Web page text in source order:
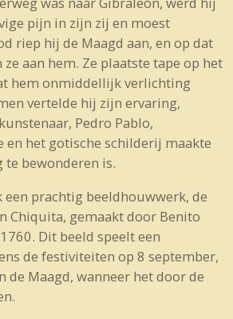
pijn in zijn zij en moest
riep hij de Maagd aan, en op dat
aan hem. Ze plaatste tape op het
hem onmiddellijk verlichting
vertelde hij zijn ervaring,
Pedro Pablo,
en het gotische schilderij maakte
te bewonderen is.
een prachtig beeldhouwwerk, de
Chiquita, gemaakt door Benito
Dit beeld speelt een
de festiviteiten op 8 september,
de Maagd, wanneer het door de